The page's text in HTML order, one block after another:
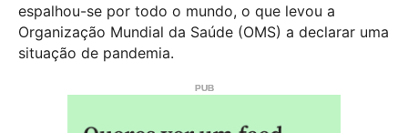
espalhou-se por todo o mundo, o que levou a
Organização Mundial da Saúde (OMS) a declarar uma
situação de pandemia.